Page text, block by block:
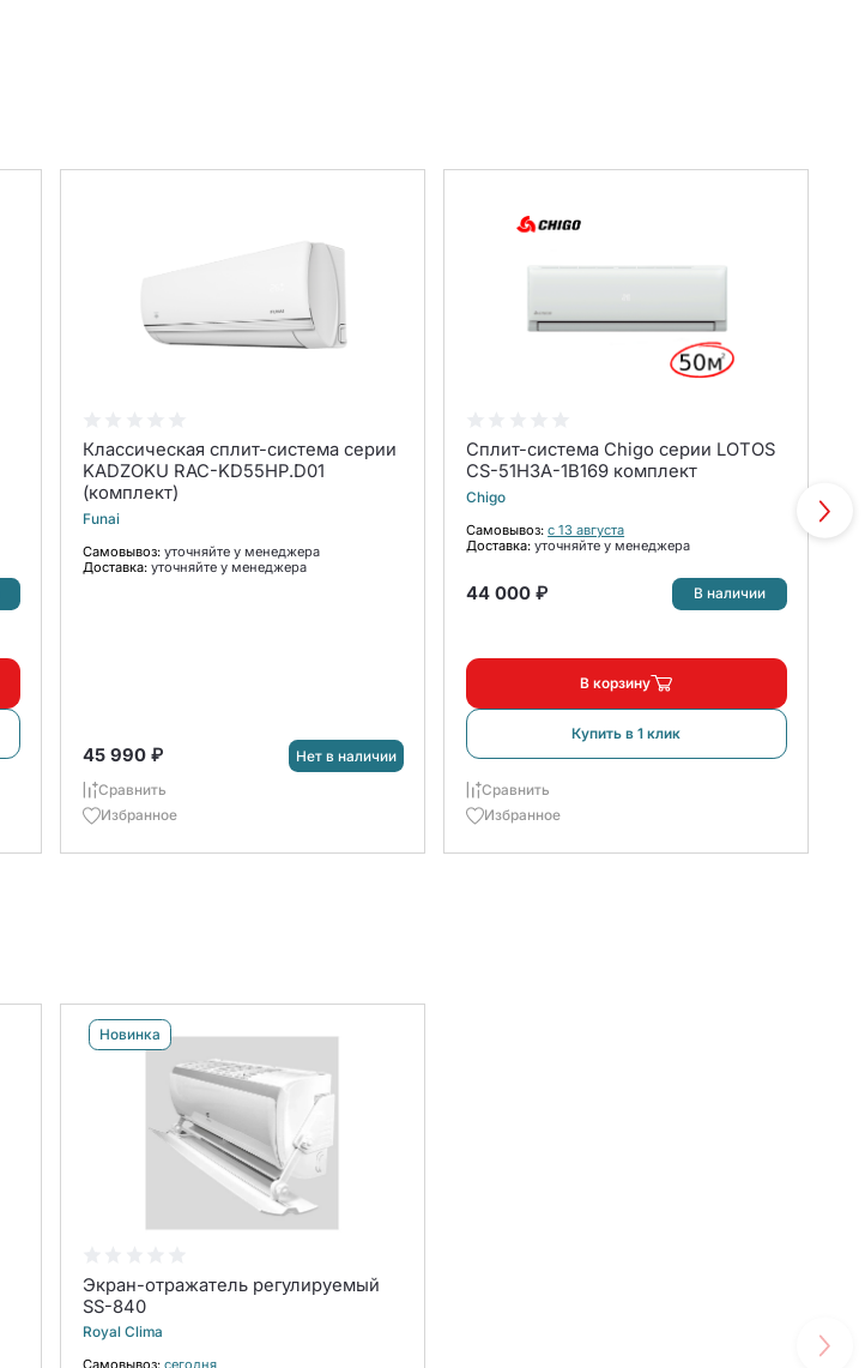
Классическая сплит-система серии
KADZOKU RAC-KD55HP.D01
(комплект)
Funai
Самовывоз: уточняйте у менеджера
Доставка: уточняйте у менеджера
45 990 ₽ Нет в наличии
Сравнить
Избранное
Сплит-система Chigo серии LOTOS
CS-51H3A-1B169 комплект
Chigo
Самовывоз: с 13 августа
Доставка: уточняйте у менеджера
44 000 ₽ В наличии
В корзину
Купить в 1 клик
Сравнить
Избранное
Новинка
Экран-отражатель регулируемый
SS-840
Royal Clima